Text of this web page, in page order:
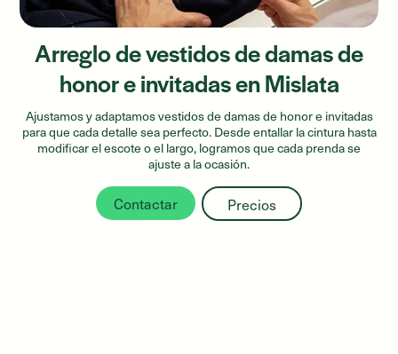
Arreglo de vestidos de damas de
honor e invitadas en Mislata
Ajustamos y adaptamos vestidos de damas de honor e invitadas
para que cada detalle sea perfecto. Desde entallar la cintura hasta
modificar el escote o el largo, logramos que cada prenda se
ajuste a la ocasión.
Contactar Precios